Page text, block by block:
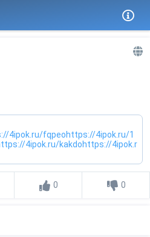
4ipok.ru/fqpeohttps://4ipok.ru/1
4ipok.ru/kakdohttps://4ipok.r
0 0